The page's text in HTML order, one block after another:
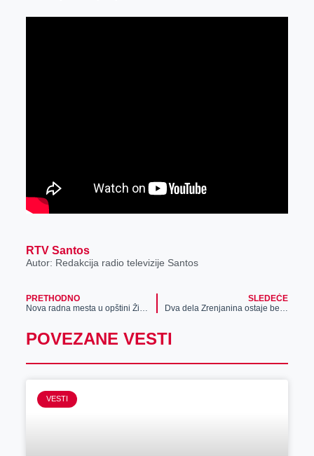
RTV Santos
Autor: Redakcija radio televizije Santos
PRETHODNO
Nova radna mesta u opštini Žitište podržana subvencijama
SLEDEĆE
Dva dela Zrenjanina ostaje bez struje
POVEZANE VESTI
VESTI